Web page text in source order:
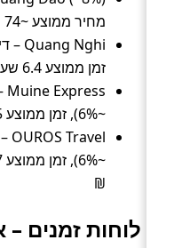
מחיר ממוצע ~74 ₪
זמן ממוצע 6.4 שעות, מחיר ממוצע ~50 ₪
~6%), זמן ממוצע 5 שעות, מחיר ממוצע ~458 ₪
₪
לוחות זמנים –